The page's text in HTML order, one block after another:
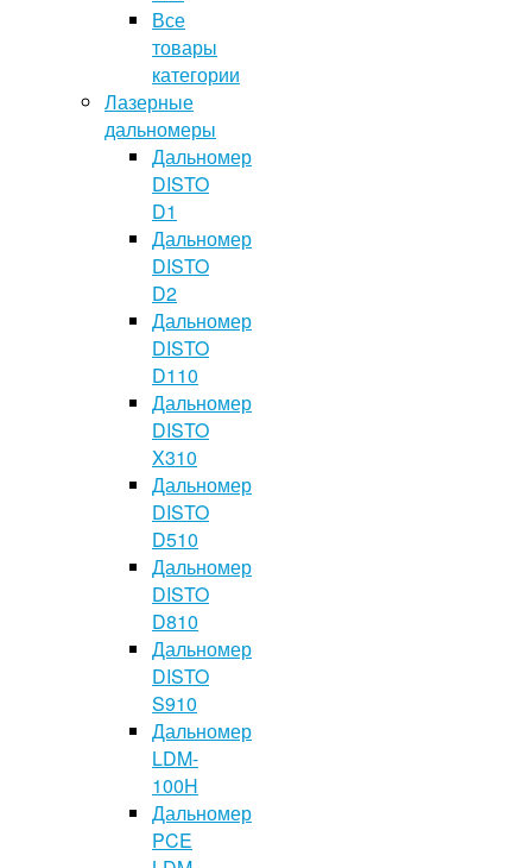
Все
товары
категории
Лазерные
дальномеры
Дальномер
DISTO
D1
Дальномер
DISTO
D2
Дальномер
DISTO
D110
Дальномер
DISTO
X310
Дальномер
DISTO
D510
Дальномер
DISTO
D810
Дальномер
DISTO
S910
Дальномер
LDM-
100H
Дальномер
PCE